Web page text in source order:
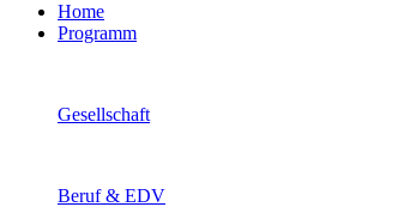
Home
Programm
Gesellschaft
Beruf & EDV